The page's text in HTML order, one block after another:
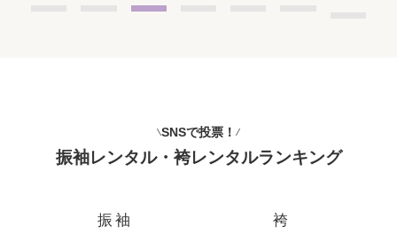
SNSで投票！
振袖レンタル・袴レンタルランキング
振袖 袴